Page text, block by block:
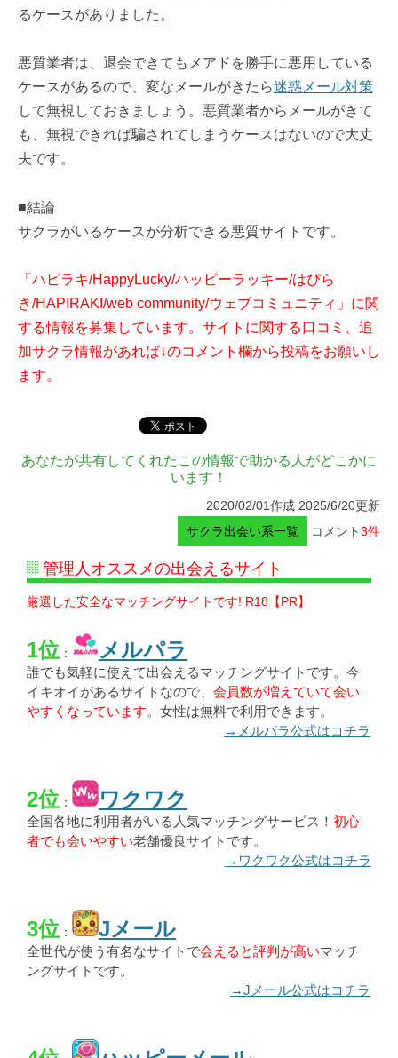
るケースがありました。
悪質業者は、退会できてもメアドを勝手に悪用している
ケースがあるので、変なメールがきたら迷惑メール対策
して無視しておきましょう。悪質業者からメールがきて
も、無視できれば騙されてしまうケースはないので大丈
夫です。
■結論
サクラがいるケースが分析できる悪質サイトです。
「ハピラキ/HappyLucky/ハッピーラッキー/はぴら
き/HAPIRAKI/web community/ウェブコミュニティ」に関
する情報を募集しています。サイトに関する口コミ、追
加サクラ情報があれば↓のコメント欄から投稿をお願いし
ます。
あなたが共有してくれたこの情報で助かる人がどこかに
います！
2020/02/01作成 2025/6/20更新
サクラ出会い系一覧
コメント3件
管理人オススメの出会えるサイト
厳選した安全なマッチングサイトです! R18【PR】
1位 ： メルパラ
誰でも気軽に使えて出会えるマッチングサイトです。今
イキオイがあるサイトなので、 会員数が増えていて会い
やすくなっています。女性は無料で利用できます。
→メルパラ公式はコチラ
2位 ： ワクワク
全国各地に利用者がいる人気マッチングサービス！ 初心
者でも会いやすい老舗優良サイトです。
→ワクワク公式はコチラ
3位 ： Jメール
全世代が使う有名なサイトで会えると評判が高いマッチ
ングサイトです。
→Jメール公式はコチラ